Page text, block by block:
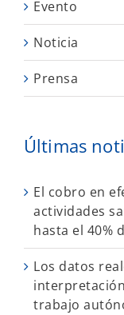
Evento
Noticia
Prensa
Últimas
El cobro en
actividades
hasta el 40%
Los datos
trabajo